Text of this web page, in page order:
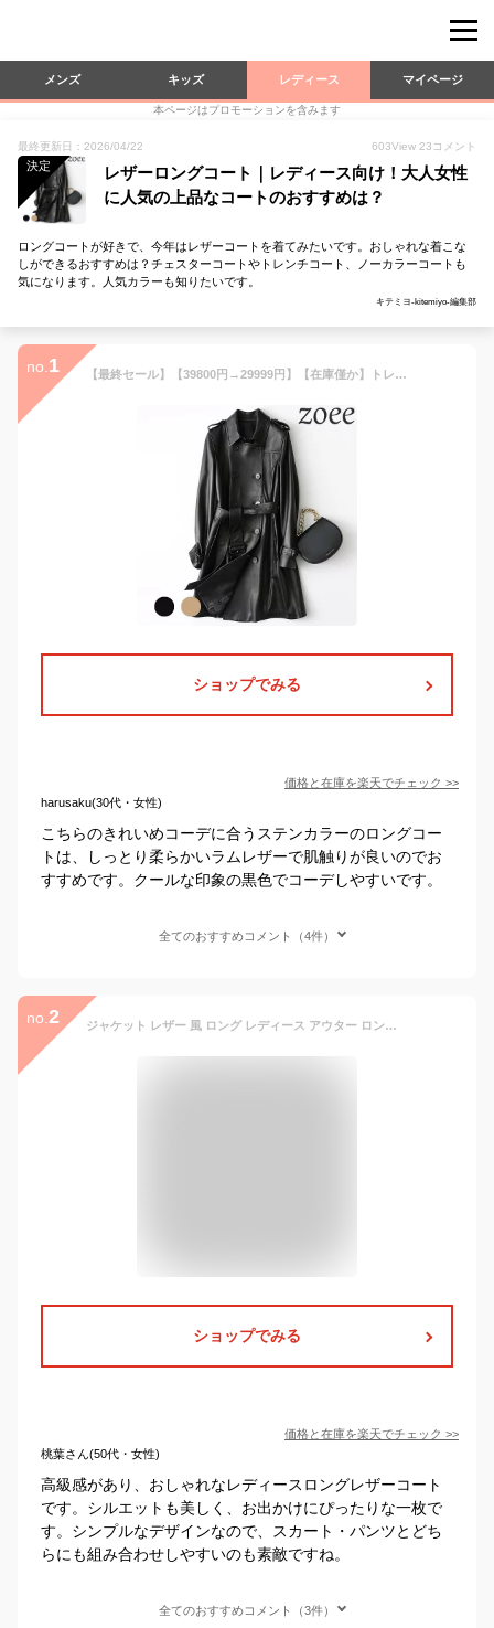
メンズ キッズ レディース マイページ
本ページはプロモーションを含みます
最終更新日：2026/04/22 603View 23 コメント
決定
レザーロングコート｜レディース向け！大人女性
に人気の上品なコートのおすすめは？
ロングコートが好きで、今年はレザーコートを着てみたいです。おしゃれな着こな
しができるおすすめは？チェスターコートやトレンチコート、ノーカラーコートも
気になります。人気カラーも知りたいです。
キテミヨ-kitemiyo-編集部
no. 1 【最終セール】【39800円→29999円】【在庫僅か】トレンチコート レディース 冬 ロング ロング丈 チェスターコート ステンカラーコート レザーコート ラムレザー 本革 ブラック ライトキャラメル M/L/2L/3L/4L 【佐】 e214
ショップでみる
価格と在庫を楽天でチェック >>
harusaku(30代・女性)
こちらのきれいめコーデに合うステンカラーのロングコー
トは、しっとり柔らかいラムレザーで肌触りが良いのでお
すすめです。クールな印象の黒色でコーデしやすいです。
全てのおすすめコメント（4件）
no. 2 ジャケット レザー 風 ロング レディース アウター ロングジャケット コート ストレッチ 軽量 羽織 オーバー ロングアウター 切り替え ロングコート レザージャケット 上品 きれいめ モード 体型カバー 大きいサイズ 黒 ブラック 秋 冬 HUG.U
ショップでみる
価格と在庫を楽天でチェック >>
桃葉さん(50代・女性)
高級感があり、おしゃれなレディースロングレザーコート
です。シルエットも美しく、お出かけにぴったりな一枚で
す。シンプルなデザインなので、スカート・パンツとどち
らにも組み合わせしやすいのも素敵ですね。
全てのおすすめコメント（3件）